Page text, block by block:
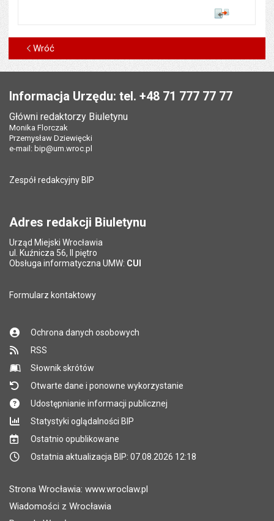
Porównaj
Wróć
Informacja Urzędu: tel. +48 71 777 77 77
Główni redaktorzy Biuletynu
Monika Florczak
Przemysław Dziewięcki
e-mail: bip@um.wroc.pl
Zespół redakcyjny BIP
Adres redakcji Biuletynu
Urząd Miejski Wrocławia
ul. Kuźnicza 56, II piętro
Obsługa informatyczna UMW: CUI
Formularz kontaktowy
Ochrona danych osobowych
RSS
Słownik skrótów
Otwarte dane i ponowne wykorzystanie
Udostępnianie informacji publicznej
Statystyki oglądalności BIP
Ostatnio opublikowane
Ostatnia aktualizacja BIP: 07.08.2026 12:18
Strona Wrocławia: www.wroclaw.pl
Wiadomości z Wrocławia